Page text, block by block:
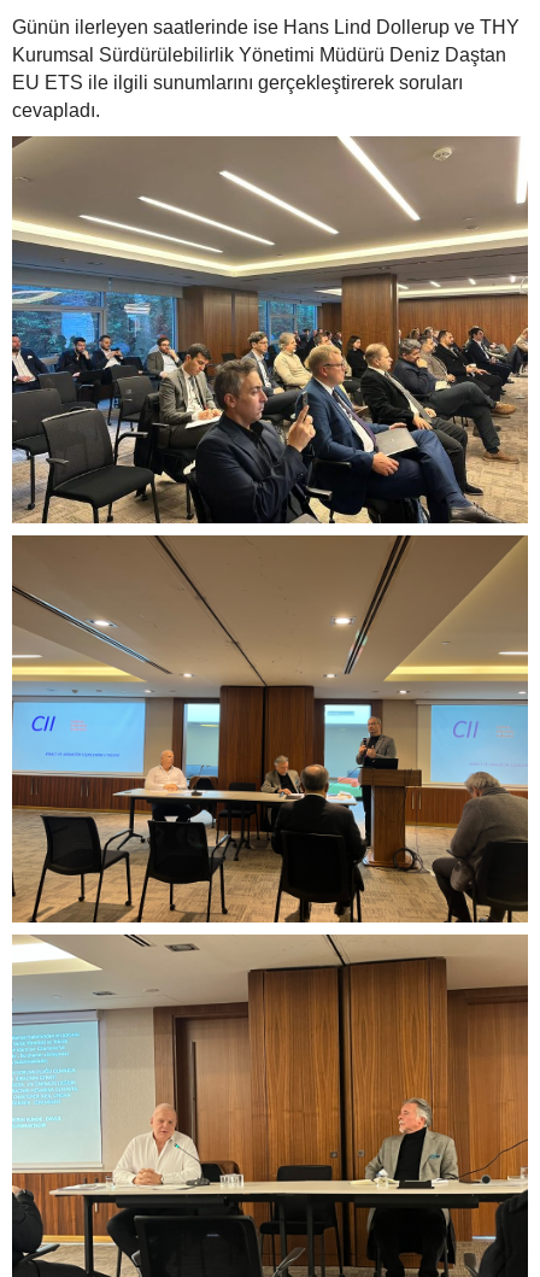
Günün ilerleyen saatlerinde ise Hans Lind Dollerup ve THY
Kurumsal Sürdürülebilirlik Yönetimi Müdürü Deniz Daştan
EU ETS ile ilgili sunumlarını gerçekleştirerek soruları
cevapladı.